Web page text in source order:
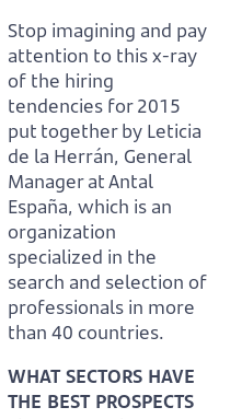
Stop imagining and pay
attention to this x-ray
of the hiring
tendencies for 2015
put together by Leticia
de la Herrán, General
Manager at Antal
España, which is an
organization
specialized in the
search and selection of
professionals in more
than 40 countries.
WHAT SECTORS HAVE
THE BEST PROSPECTS